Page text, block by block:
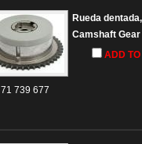
71 739 677
Rueda
Camshaft Gear
ADD